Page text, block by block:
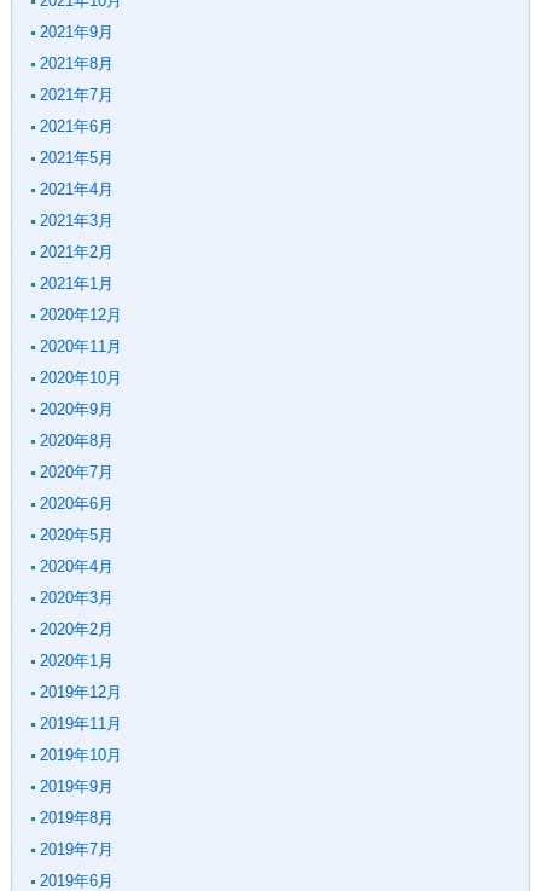
2021年9月
2021年8月
2021年7月
2021年6月
2021年5月
2021年4月
2021年3月
2021年2月
2021年1月
2020年12月
2020年11月
2020年10月
2020年9月
2020年8月
2020年7月
2020年6月
2020年5月
2020年4月
2020年3月
2020年2月
2020年1月
2019年12月
2019年11月
2019年10月
2019年9月
2019年8月
2019年7月
2019年6月